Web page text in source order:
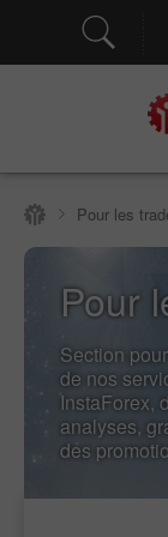
Pour les
Pour
Section
de nos
InstaForex,
analyses,
des